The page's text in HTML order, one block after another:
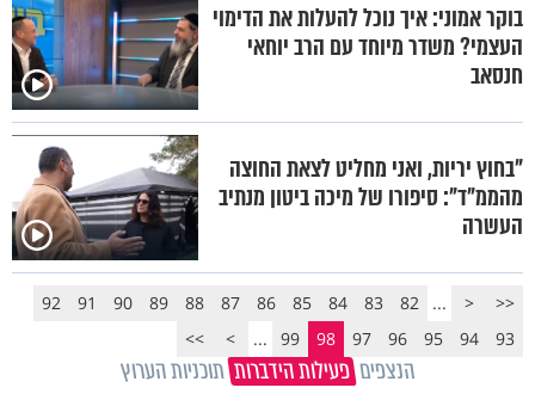
בוקר אמוני: איך נוכל להעלות את הדימוי
העצמי? משדר מיוחד עם הרב יוחאי
חנסאב
"בחוץ יריות, ואני מחליט לצאת החוצה
מהממ"ד": סיפורו של מיכה ביטון מנתיב
העשרה
<<
<
...
82
83
84
85
86
87
88
89
90
91
92
93
94
95
96
97
98
99
...
>
>>
הנצפים פעילות הידברות תוכניות הערוץ